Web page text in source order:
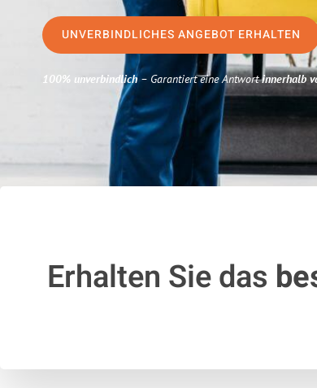
UNVERBINDLICHES ANGEBOT ERHALTEN
100% unverbindlich– Garantiert eine Antwortinnerhalb
Erhalten Sie das